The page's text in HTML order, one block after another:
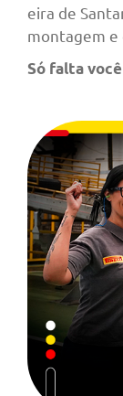
eira de
montagem e
Só falta